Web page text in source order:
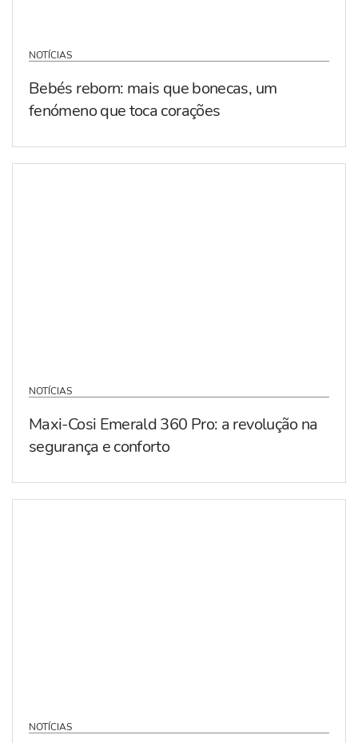
NOTÍCIAS
Bebés reborn: mais que bonecas, um
fenómeno que toca corações
NOTÍCIAS
Maxi-Cosi Emerald 360 Pro: a revolução na
segurança e conforto
NOTÍCIAS